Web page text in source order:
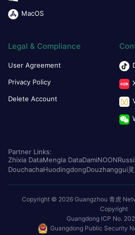
MacOS
Legal & Compliance
User Agreement
Privacy Policy
Delete Account
Partner Links:
Zhixia DataMengla DataDamiNOON
DouchachaHuodingdongDouzhanggui
Copyright © 2026 Guangzhou 青虎
Copyright
Guangdong ICP No.
Guangdong Public Security